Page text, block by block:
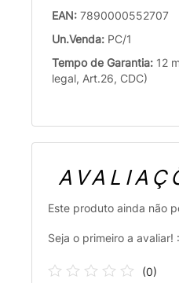
EAN: 7890000552707
Un.Venda: PC/1
Tempo de Garantia: 12
legal, Art.26, CDC)
Este produto ainda não
Seja o primeiro a avaliar!
(0)